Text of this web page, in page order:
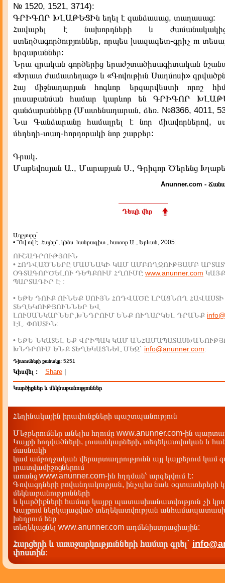
№ 1520, 1521, 3714):
ԳՐԻԳՈՐ ԽԼԱԹԵՑԻն եղել է գանձասաց, տաղասաց:
Հավաքել է նախորդների և
ստեղծագործություններ, որպես խազագետ-գրիչ ու
երգարաններ:
Նրա գրական գործերից երաժշտածիսագիտական
«Խրատ ժամատեղաց» և «Գովութիւն Սաղմոսի»
Հայ միջնադարյան հոգևոր երգարվեստի որոշ
լուսաբանման համար կարևոր են ԳՐԻԳՈՐ
գանձարանները (Մատենադարան, ձեռ. №8366, 4011,
Նա Գանձարանը համալրել է նոր միավորներով,
մեղեդի-տաղ-հորդորակի նոր շարքեր:
Գրակ.
Մաթեվոսյան Ա., Մարաբյան Ս., Գրիգոր Ծերենց
Anunner.com -
Դեպի վեր
Աղբյուրը`
• "Ով ով է. Հայեր", կենս. հանրագիտ., հատոր Ա., Երևան, 2005:
ՈՒՇԱԴՐՈՒԹՅՈՒՆ
• ՀՈԴՎԱԾՆԵՐԸ ՄԱՍՆԱԿԻ ԿԱՄ ԱՄԲՈՂՋՈՒԹՅԱՄԲ
ՕԳՏԱԳՈՐԾԵԼՈՒ ԴԵՊՔՈՒՄ ՀՂՈՒՄԸ www.anunner.com
ՊԱՐՏԱԴԻՐ Է :
• ԵԹԵ ԴՈՒՔ ՈՒՆԵՔ ՍՈՒՅՆ ՀՈԴՎԱԾԸ ԼՐԱՑՆՈՂ ՀԱՎԱՍՏԻ
ՏԵՂԵԿՈՒԹՅՈՒՆՆԵՐ ԵՎ
ԼՈՒՍԱՆԿԱՐՆԵՐ,ԽՆԴՐՈՒՄ ԵՆՔ ՈՒՂԱՐԿԵԼ ԴՐԱՆՔ
ԷԼ. ՓՈՍՏԻՆ:
• ԵԹԵ ՆԿԱՏԵԼ ԵՔ ՎՐԻՊԱԿ ԿԱՄ
ԽՆԴՐՈՒՄ ԵՆՔ ՏԵՂԵԿԱՑՆԵԼ ՄԵԶ` info@anunner.com:
Դիտումների քանակը: 5251
Կիսվել : Share
Կարծիքներ և մեկնաբանություններ
Հեղինակային իրավունքների պաշտպանություն
Մեջբերումներ անելիս հղումը www.anunner.com-ին
Կայքի հոդվածների, լուսանկարների, տեղեկատվական և
մասնակի
կամ ամբողջական վերարտադրությունն այլ կայքերում կամ
լրատվամիջոցներում
առանց www.anunner.com-ին հղղման՝ արգելվում է:
Գովազդների բովանդակության, ինչպես նաև օգտատերերի
մեկնաբանությունների
և կարծիքների համար կայքը պատասխանատվություն չի
Կայքում ներկայացված տեղեկատվության
խնդրում ենք
տեղեկացնել www.anunner.com ադմենիստրացիային:
Հարցերի և առաջարկությունների համար գրել`
փոստին: